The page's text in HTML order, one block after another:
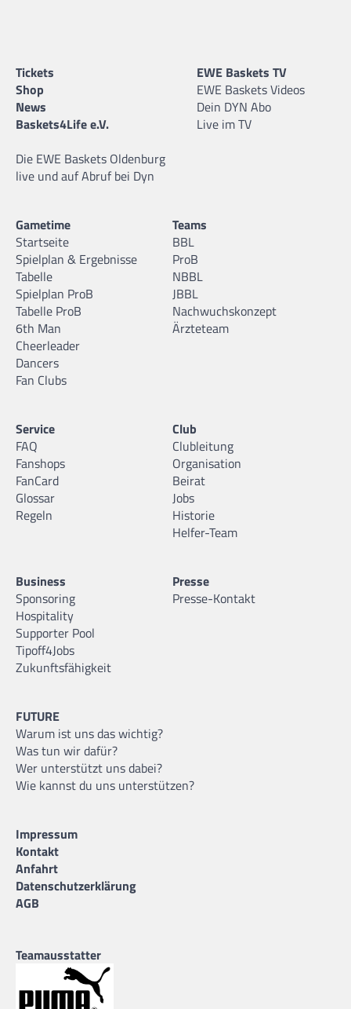
Tickets
Shop
News
Baskets4Life e.V.
Die EWE Baskets Oldenburg
live und auf Abruf bei Dyn
EWE Baskets TV
EWE Baskets Videos
Dein DYN Abo
Live im TV
Gametime
Startseite
Spielplan & Ergebnisse
Tabelle
Spielplan ProB
Tabelle ProB
6th Man
Cheerleader
Dancers
Fan Clubs
Teams
BBL
ProB
NBBL
JBBL
Nachwuchskonzept
Ärzteteam
Service
FAQ
Fanshops
FanCard
Glossar
Regeln
Club
Clubleitung
Organisation
Beirat
Jobs
Historie
Helfer-Team
Business
Sponsoring
Hospitality
Supporter Pool
Tipoff4Jobs
Zukunftsfähigkeit
Presse
Presse-Kontakt
FUTURE
Warum ist uns das wichtig?
Was tun wir dafür?
Wer unterstützt uns dabei?
Wie kannst du uns unterstützen?
Impressum
Kontakt
Anfahrt
Datenschutzerklärung
AGB
Teamausstatter